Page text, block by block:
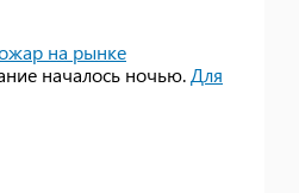
на рынке
началось ночью. Для